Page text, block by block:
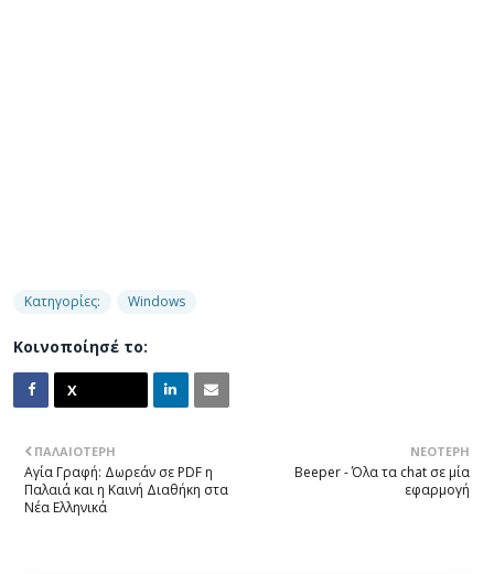
Κατηγορίες: Windows
Κοινοποίησέ το:
ΝΕΌΤΕΡΗ
Beeper - Όλα τα chat σε μία
εφαρμογή
ΠΑΛΑΙΌΤΕΡΗ
Αγία Γραφή: Δωρεάν σε PDF η
Παλαιά και η Καινή Διαθήκη στα
Νέα Ελληνικά